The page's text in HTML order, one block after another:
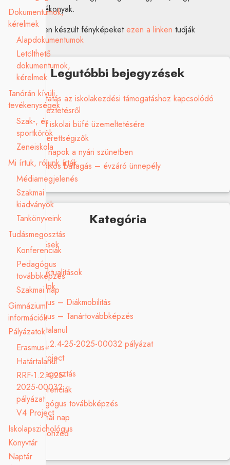
Dokumentumok,
kérelmek
Alapdokumentumok
Letölthető
dokumentumok,
kérelmek
Tanórán kívüli
tevékenységek
Szak-, és
sportkörök
Zeneiskola
Mi írtuk, rólunk írták
Médiamegjelenés
Szakmai
kiadványok
Tankönyveink
Tudásmegosztás
Konferenciák
Pedagógus
továbbképzés
Szakmai nap
Gimnáziumi
információk
Pályázatok
Erasmus+
Határtalanul
RRF-1.2.4-25-
2025-00032
pályázat
V4 Project
Iskolapszichológus
Könyvtár
Naptár
legyenek hatékonyak.
Az eseményen készült fényképeketezen a linken tudják
megtekinteni.
Legutóbbi bejegyzések
Tájékoztatás az iskolakezdési támogatáshoz kapcsolódó
adategyeztetésről
Pályázat iskolai büfé üzemeltetésére
Sikeres érettségizők
Ügyeleti napok a nyári szünetben
Nyolcadikos ballagás – évzáró ünnepély
Kategória
Elismerések
Galéria
Hírek, aktualitások
Pályázatok
Erasmus – Diákmobilitás
Erasmus – Tanártovábbképzés
Határtalanul
RRF-1.2.4-25-2025-00032 pályázat
V4 Project
Tudásmegosztás
Konferenciák
Pedagógus továbbképzés
Szakmai nap
Uncategorized